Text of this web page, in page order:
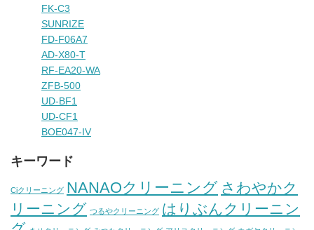
FK-C3
SUNRIZE
FD-F06A7
AD-X80-T
RF-EA20-WA
ZFB-500
UD-BF1
UD-CF1
BOE047-IV
キーワード
Ciクリーニング NANAOクリーニング さわやかク
リーニング つるやクリーニング はりぶんクリーニン